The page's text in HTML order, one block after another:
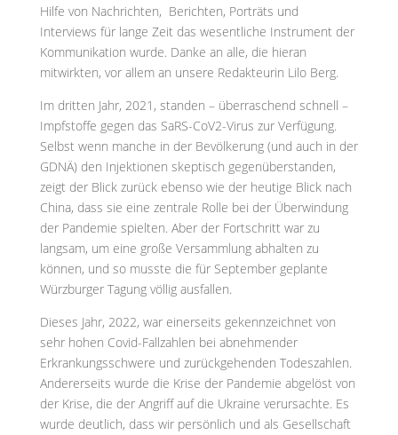
Hilfe von Nachrichten, Berichten, Porträts und
Interviews für lange Zeit das wesentliche Instrument der
Kommunikation wurde. Danke an alle, die hieran
mitwirkten, vor allem an unsere Redakteurin Lilo Berg.
Im dritten Jahr, 2021, standen – überraschend schnell –
Impfstoffe gegen das SaRS-CoV2-Virus zur Verfügung.
Selbst wenn manche in der Bevölkerung (und auch in der
GDNÄ) den Injektionen skeptisch gegenüberstanden,
zeigt der Blick zurück ebenso wie der heutige Blick nach
China, dass sie eine zentrale Rolle bei der Überwindung
der Pandemie spielten. Aber der Fortschritt war zu
langsam, um eine große Versammlung abhalten zu
können, und so musste die für September geplante
Würzburger Tagung völlig ausfallen.
Dieses Jahr, 2022, war einerseits gekennzeichnet von
sehr hohen Covid-Fallzahlen bei abnehmender
Erkrankungsschwere und zurückgehenden Todeszahlen.
Andererseits wurde die Krise der Pandemie abgelöst von
der Krise, die der Angriff auf die Ukraine verursachte. Es
wurde deutlich, dass wir persönlich und als Gesellschaft